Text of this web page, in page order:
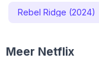
Rebel Ridge (2024)
Meer Netflix